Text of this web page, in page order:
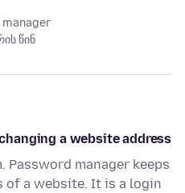
წინ
a website address
Password manager keeps
a website. It is a login